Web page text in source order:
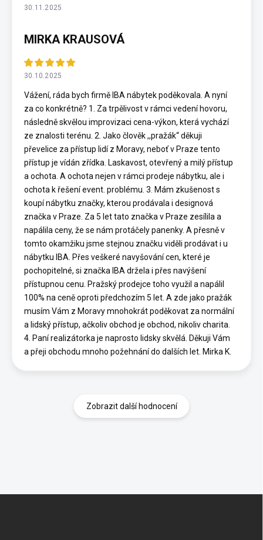
30.11.2025
MIRKA KRAUSOVÁ
30.10.2025
Vážení, ráda bych firmě IBA nábytek poděkovala. A nyní
za co konkrétně? 1. Za trpělivost v rámci vedení hovoru,
následně skvělou improvizaci cena-výkon, která vychází
ze znalosti terénu. 2. Jako člověk ,,pražák“ děkuji
převelice za přístup lidí z Moravy, neboť v Praze tento
přístup je vídán zřídka. Laskavost, otevřený a milý přístup
a ochota. A ochota nejen v rámci prodeje nábytku, ale i
ochota k řešení event. problému. 3. Mám zkušenost s
koupí nábytku značky, kterou prodávala i designová
značka v Praze. Za 5 let tato značka v Praze zesílila a
napálila ceny, že se nám protáčely panenky. A přesně v
tomto okamžiku jsme stejnou značku viděli prodávat i u
nábytku IBA. Přes veškeré navyšování cen, které je
pochopitelné, si značka IBA držela i přes navýšení
přístupnou cenu. Pražský prodejce toho využil a napálil
100% na ceně oproti předchozím 5 let. A zde jako pražák
musím Vám z Moravy mnohokrát poděkovat za normální
a lidský přístup, ačkoliv obchod je obchod, nikoliv charita.
4. Paní realizátorka je naprosto lidsky skvělá. Děkuji Vám
a přeji obchodu mnoho požehnání do dalších let. Mirka K.
Zobrazit další hodnocení